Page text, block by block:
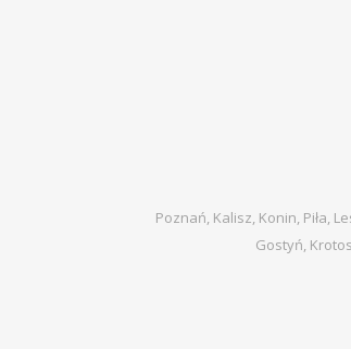
Poznań, Kalisz, Konin, Piła,
Gostyń,